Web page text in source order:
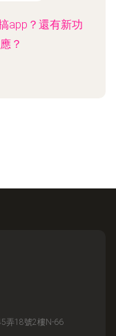
app？還有新功
？
弄18號2樓N-66